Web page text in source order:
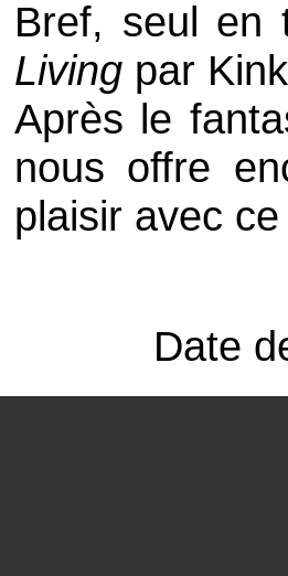
Bref, seul en
Living par
Après le
nous offre
plaisir avec ce
Date